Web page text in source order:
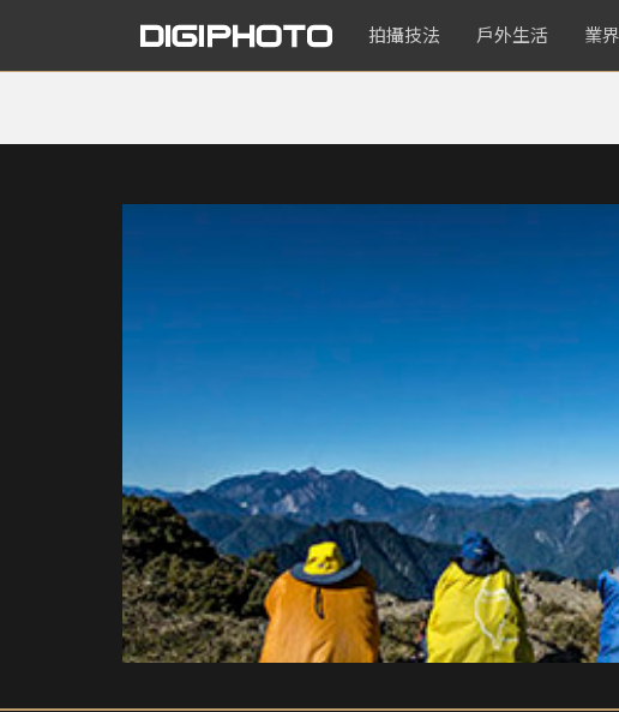
拍攝技法 戶外生活 業